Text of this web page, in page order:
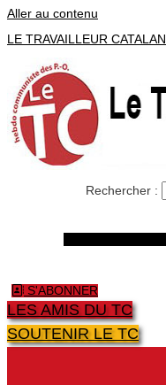
Aller au contenu
LE TRAVAILLEUR CATALAN
Rechercher :
S'ABONNER
LES AMIS DU TC
SOUTENIR LE TC